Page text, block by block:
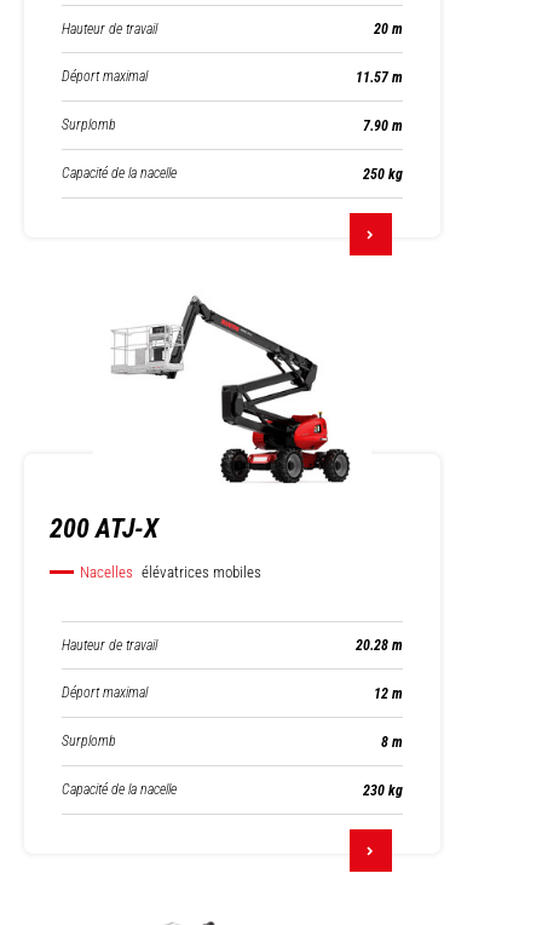
Hauteur de travail 20 m
Déport maximal 11.57 m
Surplomb 7.90 m
Capacité de la nacelle 250 kg
200 ATJ-X
Nacelles élévatrices mobiles
Hauteur de travail 20.28 m
Déport maximal 12 m
Surplomb 8 m
Capacité de la nacelle 230 kg